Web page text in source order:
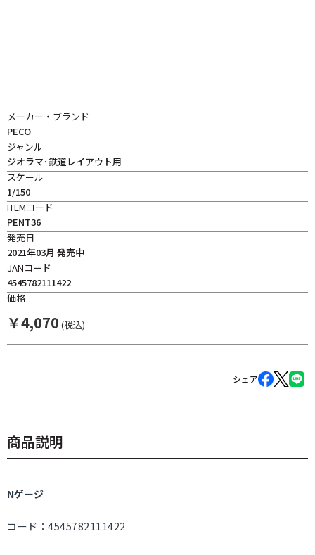
メーカー・ブランド
PECO
ジャンル
ジオラマ･鉄道レイアウト用
スケール
1/150
ITEMコード
PENT36
発売日
2021年03月 発売中
JANコード
4545782111422
価格
￥4,070 (税込)
シェア
商品説明
Nゲージ
コード：4545782111422